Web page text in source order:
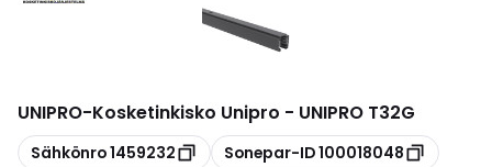
UNIPRO-Kosketinkisko Unipro - UNIPRO T32G
Kopioi
Sähkönro1459232 Kopioi
Sonepar-ID100018048